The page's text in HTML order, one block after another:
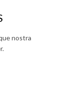
nostra